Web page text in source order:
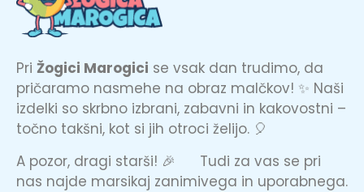
Pri Žogici Marogici se vsak dan trudimo, da
pričaramo nasmehe na obraz malčkov! ✨ Naši
izdelki so skrbno izbrani, zabavni in kakovostni –
točno takšni, kot si jih otroci želijo. 🎈
A pozor, dragi starši! 🎉 Tudi za vas se pri
nas najde marsikaj zanimivega in uporabnega.